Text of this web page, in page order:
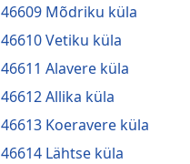
46609 Mõdriku küla
46610 Vetiku küla
46611 Alavere küla
46612 Allika küla
46613 Koeravere küla
46614 Lähtse küla